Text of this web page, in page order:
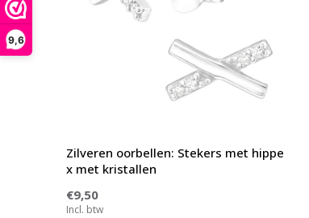
9,6
Zilveren oorbellen: Stekers met hippe
x met kristallen
€9,50
Incl. btw